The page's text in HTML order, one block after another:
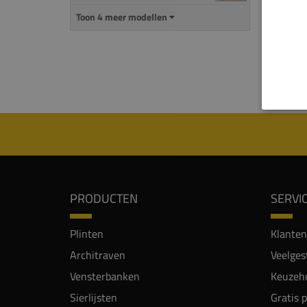
Toon 4 meer modellen
PRODUCTEN
Plinten
Architraven
Vensterbanken
Sierlijsten
Gratis